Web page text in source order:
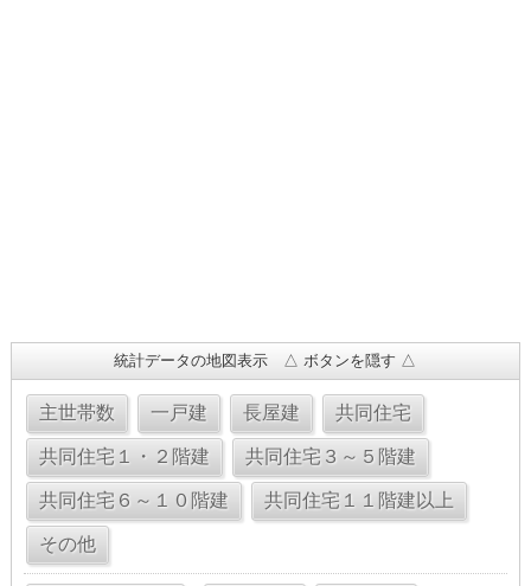
統計データの地図表示 △ ボタンを隠す △